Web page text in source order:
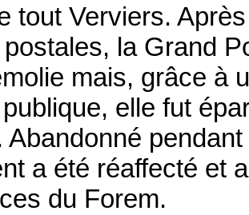
tout Verviers.
la Grand
mais, grâce à
publique, elle fut
Abandonné
a été réaffecté et
du Forem.